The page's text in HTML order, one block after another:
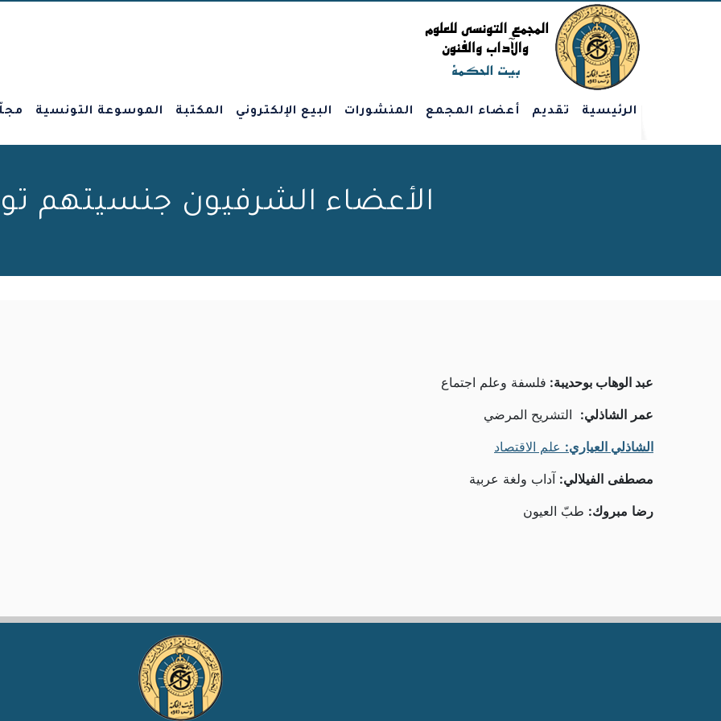
الرئيسية تقديم أعضاء المجمع المنشورات البيع الإلكتروني المكتبة الموسوعة التونسية
الأعضاء الشرفيون جنسيتهم
عبد الوهاب بوحديبة: فلسفة وعلم اجتماع
عمر الشاذلي: التشريح المرضي
الشاذلي العياري: علم الاقتصاد
مصطفى الفيلالي: آداب ولغة عربية
رضا مبروك: طبّ العيون